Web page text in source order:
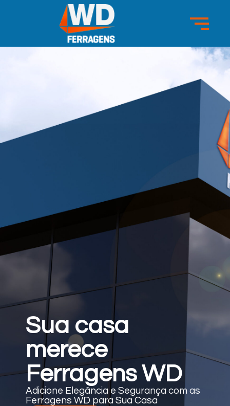
Sua casa
merece
Ferragens WD
Adicione Elegância e Segurança com as
Ferragens WD para Sua Casa